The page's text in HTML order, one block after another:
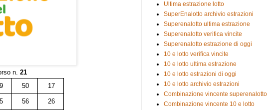
n. 21
50 17
56 26
Ultima estrazione lotto
SuperEnalotto archivio estrazioni
Superenalotto ultima estrazione
Superenalotto verifica vincite
Superenalotto estrazione di oggi
10 e lotto verifica vincite
10 e lotto ultima estrazione
10 e lotto estrazioni di oggi
10 e lotto archivio estrazioni
Combinazione vincente superenalotto
Combinazione vincente 10 e lotto